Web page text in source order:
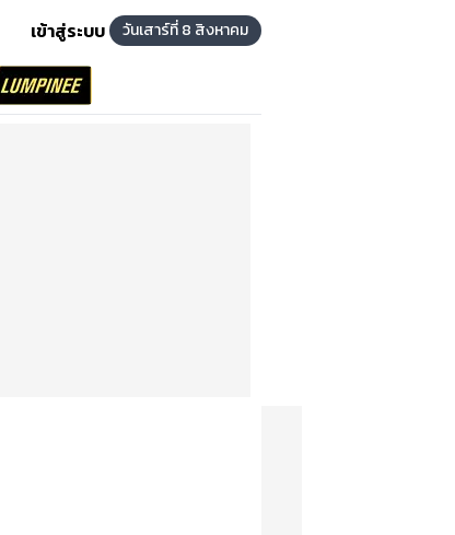
เข้าสู่ระบบ
วันเสาร์ที่ 8 สิงหาคม